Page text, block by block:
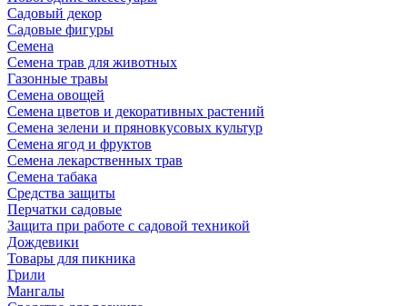
Садовый декор
Садовые фигуры
Семена
Семена трав для животных
Газонные травы
Семена овощей
Семена цветов и декоративных растений
Семена зелени и пряновкусовых культур
Семена ягод и фруктов
Семена лекарственных трав
Семена табака
Средства защиты
Перчатки садовые
Защита при работе с садовой техникой
Дождевики
Товары для пикника
Грили
Мангалы